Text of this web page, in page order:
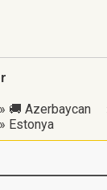
🚚 Azerbaycan
Estonya